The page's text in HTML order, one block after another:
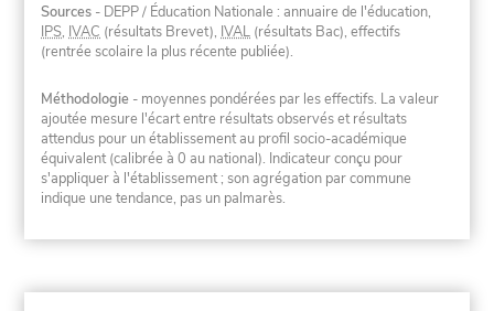
Sources - DEPP / Éducation Nationale : annuaire de l'éducation,
IPS, IVAC (résultats Brevet), IVAL (résultats Bac), effectifs
(rentrée scolaire la plus récente publiée).
Méthodologie - moyennes pondérées par les effectifs. La valeur
ajoutée mesure l'écart entre résultats observés et résultats
attendus pour un établissement au profil socio-académique
équivalent (calibrée à 0 au national). Indicateur conçu pour
s'appliquer à l'établissement ; son agrégation par commune
indique une tendance, pas un palmarès.